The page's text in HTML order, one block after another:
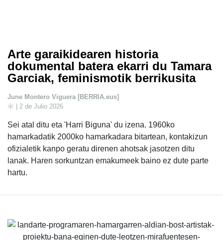
Arte garaikidearen historia
dokumental batera ekarri du Tamara
Garciak, feminismotik berrikusita
June Montero Viguera [BERRIA.eus]
| 2 de Julio 2026
Sei atal ditu eta 'Harri Biguna' du izena. 1960ko
hamarkadatik 2000ko hamarkadara bitartean, kontakizun
ofizialetik kanpo geratu direnen ahotsak jasotzen ditu
lanak. Haren sorkuntzan emakumeek baino ez dute parte
hartu.